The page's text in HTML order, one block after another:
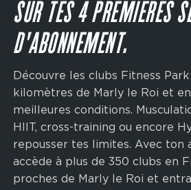
SUR TES 4 PREMIÈRES
D'ABONNEMENT.
Découvre les clubs Fitness
kilomètres de Marly le Roi et
meilleures conditions.
HIIT, cross-training ou encore
repousser tes limites. Avec ton
accède à plus de 350 clubs en
proches de Marly le Roi et